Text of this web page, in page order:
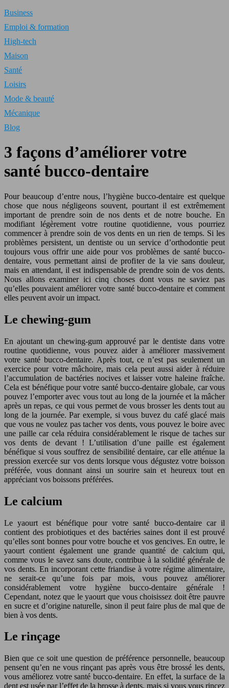
Business
Emploi & formation
High-tech
Maison
Santé
Loisirs
Mode & beauté
Mécanique
Blog
3 façons d’améliorer votre
santé bucco-dentaire
Pour beaucoup d’entre nous, l’hygiène bucco-dentaire est quelque
chose que nous négligeons souvent, pourtant il est extrêmement
important de prendre soin de nos dents et de notre bouche. En
modifiant légèrement votre routine quotidienne, vous pourriez
commencer à prendre soin de vos dents en un rien de temps. Si les
problèmes persistent, un dentiste ou un service d’orthodontie peut
toujours vous offrir une aide pour vos problèmes de santé bucco-
dentaire, vous permettant ainsi de profiter de la vie sans douleur,
mais en attendant, il est indispensable de prendre soin de vos dents.
Nous allons examiner ici cinq choses dont vous ne saviez pas
qu’elles pouvaient améliorer votre santé bucco-dentaire et comment
elles peuvent avoir un impact.
Le chewing-gum
En ajoutant un chewing-gum approuvé par le dentiste dans votre
routine quotidienne, vous pouvez aider à améliorer massivement
votre santé bucco-dentaire. Après tout, ce n’est pas seulement un
exercice pour votre mâchoire, mais cela peut aussi aider à réduire
l’accumulation de bactéries nocives et laisser votre haleine fraîche.
Cela est bénéfique pour votre santé bucco-dentaire globale, car vous
pouvez l’emporter avec vous tout au long de la journée et la mâcher
après un repas, ce qui vous permet de vous brosser les dents tout au
long de la journée. Par exemple, si vous buvez du café glacé mais
que vous ne voulez pas tacher vos dents, vous pouvez le boire avec
une paille car cela réduira considérablement le risque de taches sur
vos dents de devant ! L’utilisation d’une paille est également
bénéfique si vous souffrez de sensibilité dentaire, car elle atténue la
pression exercée sur vos dents lorsque vous dégustez votre boisson
préférée, vous donnant ainsi un sourire sain et heureux tout en
appréciant vos boissons préférées.
Le calcium
Le yaourt est bénéfique pour votre santé bucco-dentaire car il
contient des probiotiques et des bactéries saines dont il est prouvé
qu’elles sont bonnes pour votre bouche et vos gencives. En outre, le
yaourt contient également une grande quantité de calcium qui,
comme vous le savez sans doute, contribue à la solidité générale de
vos dents. En incorporant cette friandise à votre régime alimentaire,
ne serait-ce qu’une fois par mois, vous pouvez améliorer
considérablement votre hygiène bucco-dentaire générale !
Cependant, notez que le yaourt que vous choisissez doit être pauvre
en sucre et d’origine naturelle, sinon il peut faire plus de mal que de
bien à vos dents.
Le rinçage
Bien que ce soit une question de préférence personnelle, beaucoup
pensent qu’en ne vous rinçant pas après vous être brossé les dents,
vous améliorez votre santé bucco-dentaire. En effet, la surface de la
dent est usée par l’effet de la brosse à dents, mais si vous vous rincez